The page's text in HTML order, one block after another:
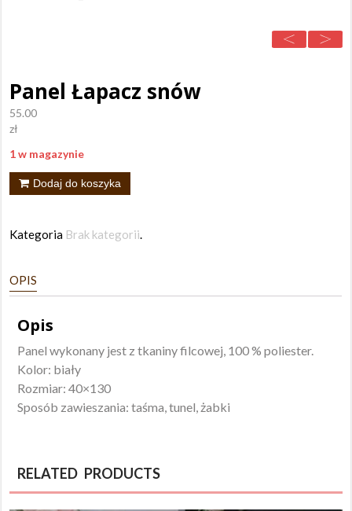
Panel Łapacz snów
55.00
zł
1 w magazynie
ilość
snów
Dodaj do koszyka
Kategoria Brak kategorii.
OPIS
Opis
Panel wykonany jest z tkaniny filcowej, 100 % poliester.
Kolor: biały
Rozmiar: 40×130
Sposób zawieszania: taśma, tunel, żabki
RELATED PRODUCTS